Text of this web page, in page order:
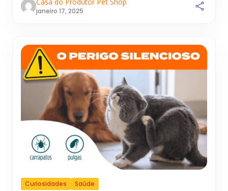
Casa do Produtor Pet Shop
janeiro 17, 2025
Curiosidades Saúde